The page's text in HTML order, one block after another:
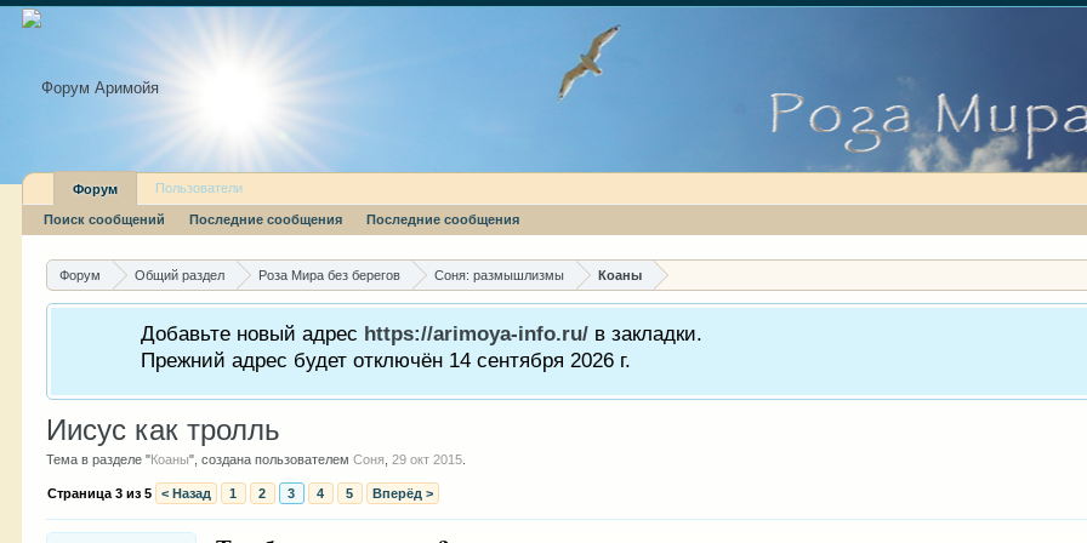
Форум Общий раздел Роза Мира без берегов Соня: размышлизмы Коаны
Добавьте новый адрес https://arimoya-info.ru/ в закладки.
Прежний адрес будет отключён 14 сентября 2026 г.
Иисус как тролль
Тема в разделе "Коаны", создана пользователемСоня ,29 окт 2015
Страница 3 из 5 < Назад 1 2 3 4 5 Вперёд >
Форум
Поиск сообщений Последние сообщения Последние сообщения
Пользователи